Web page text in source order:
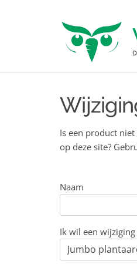
Is een product
op deze site?
Naam
Ik wil een